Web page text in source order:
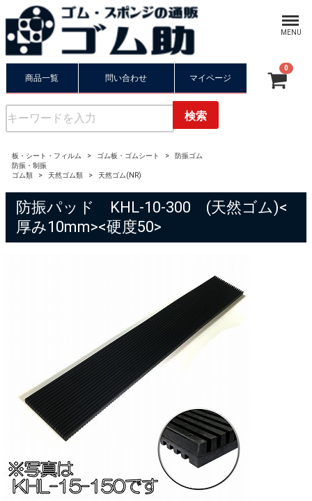
商品一覧 問い合わせ マイページ
検索
Menu
MENU
板・シート・フィルム ゴム板・ゴムシート
防振ゴム
防振・制振
ゴム類
天然ゴム類 天然ゴム(NR)
防振パッド KHL-10-300 (天然ゴム)<
厚み10mm><硬度50>
0